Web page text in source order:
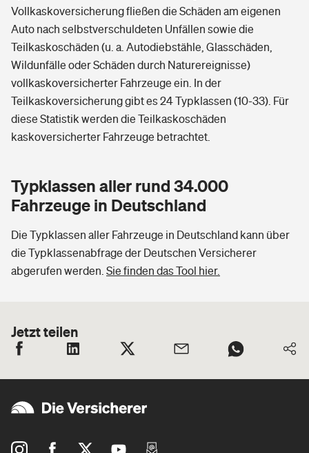
Vollkaskoversicherung fließen die Schäden am eigenen
Auto nach selbstverschuldeten Unfällen sowie die
Teilkaskoschäden (u. a. Autodiebstähle, Glasschäden,
Wildunfälle oder Schäden durch Naturereignisse)
vollkaskoversicherter Fahrzeuge ein. In der
Teilkaskoversicherung gibt es 24 Typklassen (10-33). Für
diese Statistik werden die Teilkaskoschäden
kaskoversicherter Fahrzeuge betrachtet.
Typklassen aller rund 34.000
Fahrzeuge in Deutschland
Die Typklassen aller Fahrzeuge in Deutschland kann über
die Typklassenabfrage der Deutschen Versicherer
abgerufen werden. Sie finden das Tool hier.
Jetzt teilen